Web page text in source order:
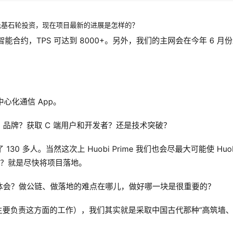
石轮投资，现在项目最新的进展是怎样的？
合约，TPS 可达到 8000+。另外，我们的主网会在今年 6 月
化通信 App。
牌？获取 C 端用户和开发者？还是技术突破？
130 多人。当然这次上 Huobi Prime 我们也会尽最大可能使
就是尽快将项目落地。
？做公链、做落地的难点在哪儿，做好哪一块是很重要的？
负责这方面的工作），我们其实就是采取中国古代那种“高筑墙